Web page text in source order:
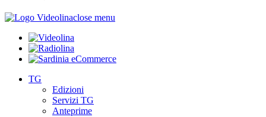
close menu
TG
Edizioni
Servizi TG
Anteprime